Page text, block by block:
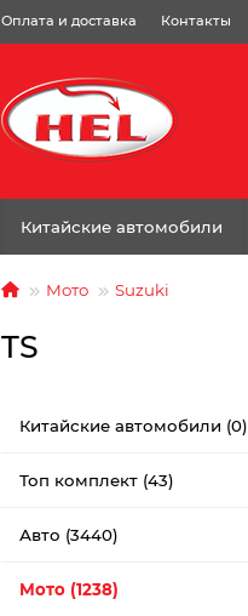
Оплата и доставка Контакты
Китайские автомобили
Мото Suzuki
TS
Китайские автомобили (0)
Топ комплект (43)
Авто (3440)
Мото (1238)